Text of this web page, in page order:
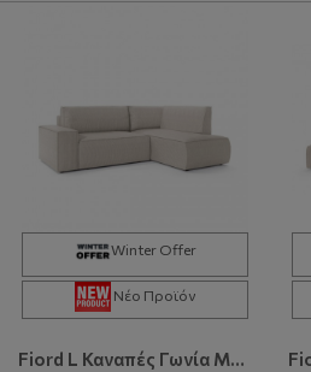
Winter Offer
Νέο Προϊόν
Fiord L Καναπές Γωνία Με Κρεβάτι Και Αποθηκευτικό Χώρο